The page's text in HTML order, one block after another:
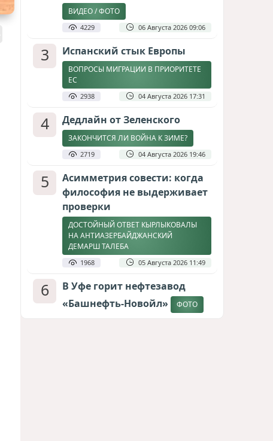
ВИДЕО / ФОТО
4229 06 Августа 2026 09:06
3 Испанский стык Европы
ВОПРОСЫ МИГРАЦИИ В ПРИОРИТЕТЕ
ЕС
2938 04 Августа 2026 17:31
4 Дедлайн от Зеленского
ЗАКОНЧИТСЯ ЛИ ВОЙНА К ЗИМЕ?
2719 04 Августа 2026 19:46
5
Асимметрия совести: когда
философия не выдерживает
проверки
ДОСТОЙНЫЙ ОТВЕТ КЫРЛЫКОВАЛЫ
НА АНТИАЗЕРБАЙДЖАНСКИЙ
ДЕМАРШ ТАЛЕБА
1968 05 Августа 2026 11:49
6
В Уфе горит нефтезавод
«Башнефть-Новойл»
ФОТО